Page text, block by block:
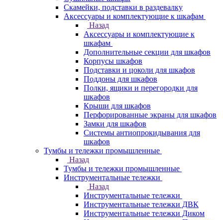
Скамейки, подставки в раздевалку
Аксессуары и комплектующие к шкафам
Назад
Аксессуары и комплектующие к
шкафам
Дополнительные секции для шкафов
Корпусы шкафов
Подставки и цоколи для шкафов
Поддоны для шкафов
Полки, ящики и перегородки для
шкафов
Крыши для шкафов
Перфорированные экраны для шкафов
Замки для шкафов
Системы антиопрокидывания для
шкафов
Тумбы и тележки промышленные
Назад
Тумбы и тележки промышленные
Инструментальные тележки
Назад
Инструментальные тележки
Инструментальные тележки ДВК
Инструментальные тележки Диком